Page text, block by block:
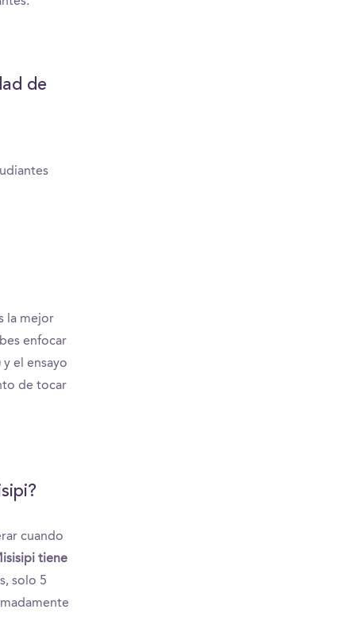
de
la mejor
enfocar
el ensayo
de tocar
cuando
tiene
solo 5